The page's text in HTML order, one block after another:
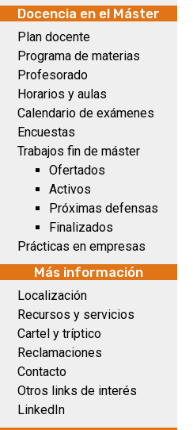
Docencia en el Máster
Plan docente
Programa de materias
Profesorado
Horarios y aulas
Calendario de exámenes
Encuestas
Trabajos fin de máster
Ofertados
Activos
Próximas defensas
Finalizados
Prácticas en empresas
Más información
Localización
Recursos y servicios
Cartel y tríptico
Reclamaciones
Contacto
Otros links de interés
LinkedIn